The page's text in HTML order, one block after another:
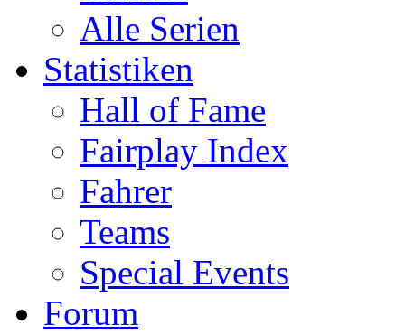
Alle Serien
Statistiken
Hall of Fame
Fairplay Index
Fahrer
Teams
Special Events
Forum